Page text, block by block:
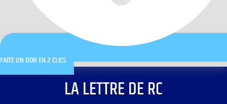
FAITE UN DON EN 2 CLICS
LA LETTRE DE RC